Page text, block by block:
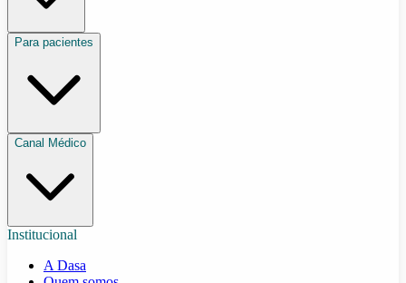
Para pacientes
Canal Médico
Institucional
A Dasa